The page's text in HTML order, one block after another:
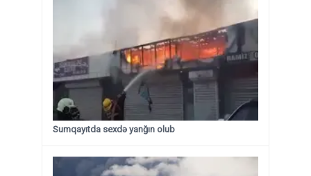
Sumqayıtda sexdə yanğın olub